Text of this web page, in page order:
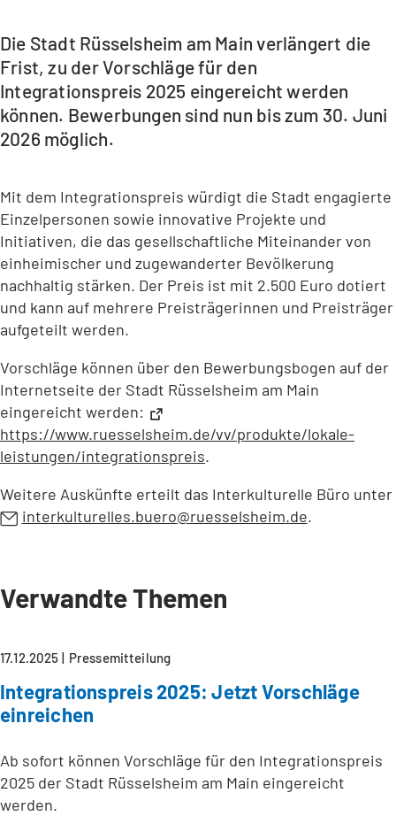
Die Stadt Rüsselsheim am Main verlängert die
Frist, zu der Vorschläge für den
Integrationspreis 2025 eingereicht werden
können. Bewerbungen sind nun bis zum 30. Juni
2026 möglich.
Mit dem Integrationspreis würdigt die Stadt engagierte
Einzelpersonen sowie innovative Projekte und
Initiativen, die das gesellschaftliche Miteinander von
einheimischer und zugewanderter Bevölkerung
nachhaltig stärken. Der Preis ist mit 2.500 Euro dotiert
und kann auf mehrere Preisträgerinnen und Preisträger
aufgeteilt werden.
Vorschläge können über den Bewerbungsbogen auf der
Internetseite der Stadt Rüsselsheim am Main
eingereicht werden:
https://www.ruesselsheim.de/vv/produkte/lokale-
leistungen/integrationspreis
(Öffnet
einem
neuen
.
Weitere Auskünfte erteilt das Interkulturelle Büro unter
interkulturelles.buero
ruesselsheim de.
Verwandte Themen
17.12.2025 Pressemitteilung
Integrationspreis 2025: Jetzt Vorschläge
einreichen
Ab sofort können Vorschläge für den Integrationspreis
2025 der Stadt Rüsselsheim am Main eingereicht
werden.